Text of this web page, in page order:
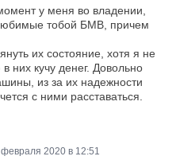
у меня во владении,
тобой БМВ, причем
их состояние, хотя я не
них кучу денег. Довольно
из за их надежности
с ними расставаться.
2020 в 12:51